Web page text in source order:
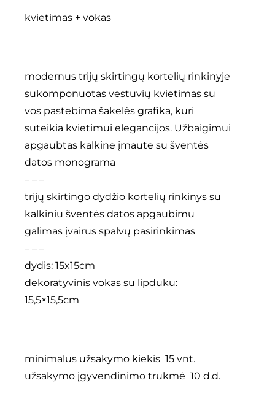
krepšelis
0
kvietimas + vokas
modernus trijų skirtingų kortelių rinkinyje
sukomponuotas vestuvių kvietimas su
vos pastebima šakelės grafika, kuri
suteikia kvietimui elegancijos. Užbaigimui
apgaubtas kalkine įmaute su šventės
datos monograma
– – –
trijų skirtingo dydžio kortelių rinkinys su
kalkiniu šventės datos apgaubimu
galimas įvairus spalvų pasirinkimas
– – –
dydis: 15x15cm
dekoratyvinis vokas su lipduku:
15,5×15,5cm
minimalus užsakymo kiekis 15 vnt.
užsakymo įgyvendinimo trukmė 10 d.d.